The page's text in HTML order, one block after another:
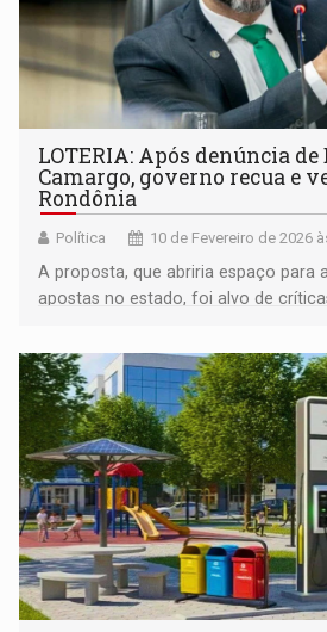
LOTERIA: Após denúncia de
Camargo, governo recua e
Rondônia
Política 10 de Fevereiro de 2026
A proposta, que abriria espaço para
apostas no estado, foi alvo de
“bizarrice” e prometeu